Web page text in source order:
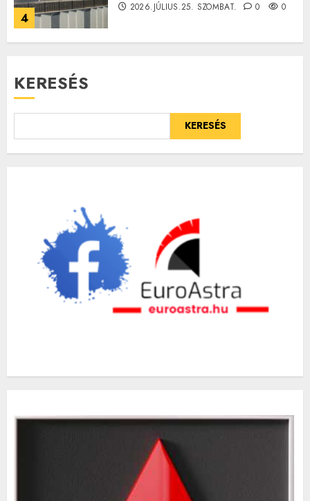
4
2026.JÚLIUS.25. SZOMBAT. 0 0
KERESÉS
KERESÉS